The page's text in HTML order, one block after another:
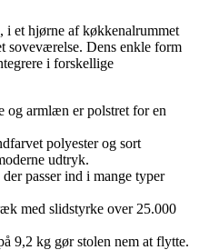
i et hjørne af køkkenalrummet
soveværelse. Dens enkle form
i forskellige
og armlæn er polstret for en
polyester og sort
udtryk.
passer ind i mange typer
med slidstyrke over 25.000
9,2 kg gør stolen nem at flytte.